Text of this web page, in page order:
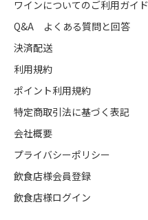
ワインについてのご利用ガイド
Q&A よくある質問と回答
決済配送
利用規約
ポイント利用規約
特定商取引法に基づく表記
会社概要
プライバシーポリシー
飲食店様会員登録
飲食店様ログイン